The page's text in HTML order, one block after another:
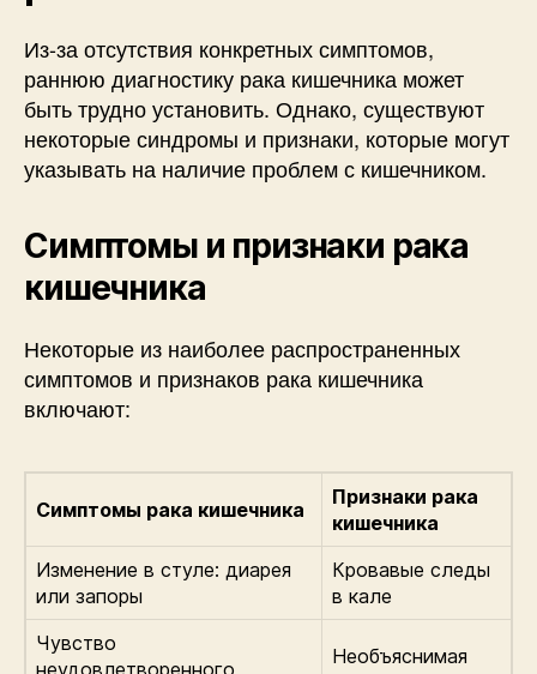
Из-за отсутствия конкретных симптомов,
раннюю диагностику рака кишечника может
быть трудно установить. Однако, существуют
некоторые синдромы и признаки, которые могут
указывать на наличие проблем с кишечником.
Симптомы и признаки рака
кишечника
Некоторые из наиболее распространенных
симптомов и признаков рака кишечника
включают:
Симптомы рака кишечника
Признаки рака
кишечника
Изменение в стуле: диарея
или запоры
Кровавые следы
в кале
Чувство
неудовлетворенного
Необъяснимая